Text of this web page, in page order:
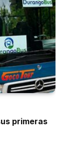
primeras